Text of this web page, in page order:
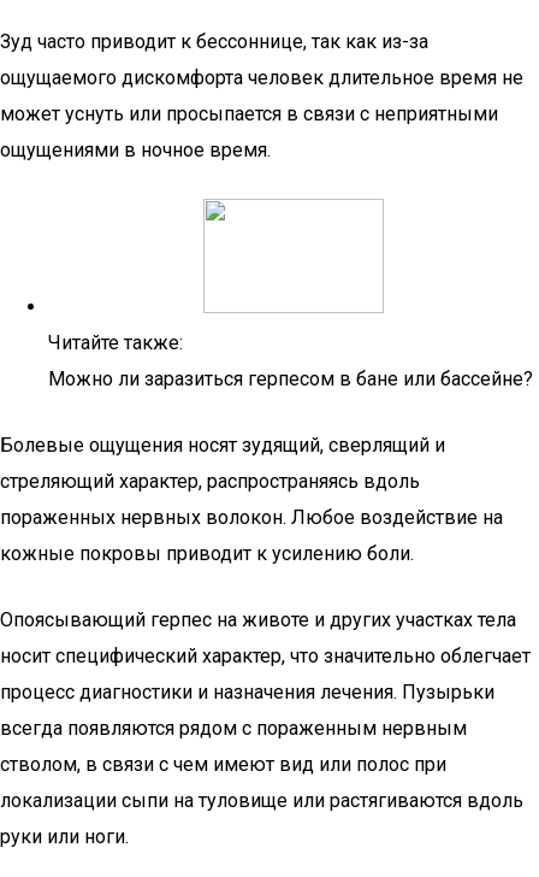
Зуд часто приводит к бессоннице, так как из-за
ощущаемого дискомфорта человек длительное время не
может уснуть или просыпается в связи с неприятными
ощущениями в ночное время.
Читайте также:
Можно ли заразиться герпесом в бане или бассейне?
Болевые ощущения носят зудящий, сверлящий и
стреляющий характер, распространяясь вдоль
пораженных нервных волокон. Любое воздействие на
кожные покровы приводит к усилению боли.
Опоясывающий герпес на животе и других участках тела
носит специфический характер, что значительно облегчает
процесс диагностики и назначения лечения. Пузырьки
всегда появляются рядом с пораженным нервным
стволом, в связи с чем имеют вид или полос при
локализации сыпи на туловище или растягиваются вдоль
руки или ноги.